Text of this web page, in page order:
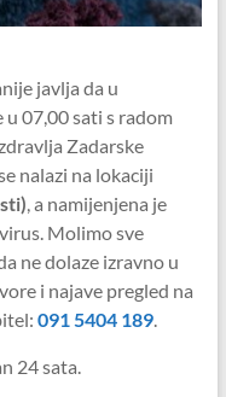
javlja da u
07,00 sati s radom
Zadarske
nalazi na lokaciji
, a namijenjena je
Molimo sve
ne dolaze izravno u
i najave pregled na
091 5404 189.
24 sata.